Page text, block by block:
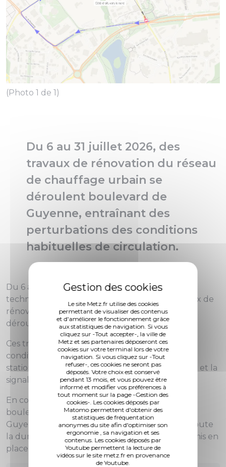
Le site Metz.fr utilise des cookies
permettant de visualiser des contenus
et d'améliorer le fonctionnement grâce
aux statistiques de navigation. Si vous
cliquez sur -Tout accepter-, la ville de
Metz et ses partenaires déposeront ces
cookies sur votre terminal lors de votre
navigation. Si vous cliquez sur -Tout
refuser-, ces cookies ne seront pas
déposés. Votre choix est conservé
pendant 13 mois, et vous pouvez être
informé et modifier vos préférences à
tout moment sur la page -Gestion des
cookies-. Les cookies déposés par
Matomo permettent d'obtenir des
statistiques de fréquentation
anonymes du site afin d'optimiser son
ergonomie , sa navigation et ses
contenus. Les cookies déposés par
Youtube permettent la lecture de
vidéos sur le site metz.fr en provenance
de Youtube.
(Photo 1 de 1)
Du 6 au 31 juillet 2026, des
travaux de rénovation du réseau
de chauffage urbain se
déroulent boulevard de
Guyenne, entraînant des
perturbations des conditions
habituelles de circulation.
Du 6 au 31 juillet 2026 (sous réserve d'aléas
techniques et/ou météorologiques), des travaux de
rénovation du réseau de chauffage urbain se
déroulent boulevard de Guyenne.
Ces travaux entraînent des perturbations des
conditions habituelles de circulation et de
stationnement, selon l'avancement du chantier et la
signalisation mise en place.
En conséquence, la circulation dans le sens du
boulevard de Solidarité vers le boulevard de
Guyenne est fermée à la circulation pendant toute
la durée des travaux. Un plan de déviation est mis en
place.